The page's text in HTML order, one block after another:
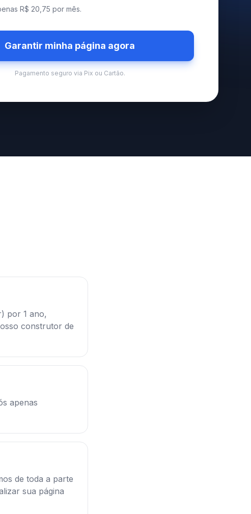
R$ 20,75 por mês.
Garantir minha página agora
Pagamento seguro via Pix ou Cartão.
por 1 ano,
construtor de
apenas
de toda a parte
sua página